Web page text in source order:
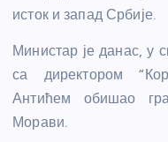
исток и запад Србије.
Министар је данас, у
са директором
Антићем обишао
Морави.